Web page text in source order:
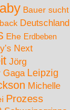
Bauer sucht
Deutschland
Ehe Erdbeben
Next
Jörg
Gaga Leipzig
Michelle
Prozess